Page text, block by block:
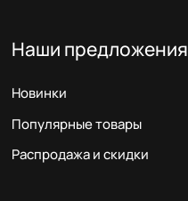
Наши предложения
Новинки
Популярные товары
Распродажа и скидки